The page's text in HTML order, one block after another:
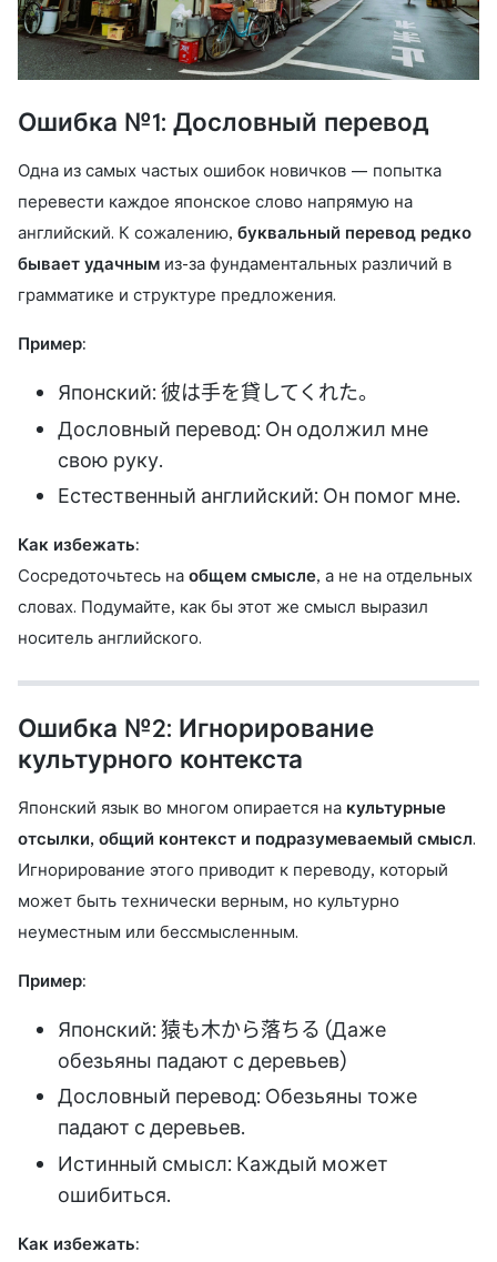
Ошибка №1: Дословный перевод
Одна из самых частых ошибок новичков — попытка
перевести каждое японское слово напрямую на
английский. К сожалению, буквальный перевод редко
бывает удачным из-за фундаментальных различий в
грамматике и структуре предложения.
Пример:
Японский: 彼は手を貸してくれた。
Дословный перевод: Он одолжил мне
свою руку.
Естественный английский: Он помог мне.
Как избежать:
Сосредоточьтесь на общем смысле, а не на отдельных
словах. Подумайте, как бы этот же смысл выразил
носитель английского.
Ошибка №2: Игнорирование
культурного контекста
Японский язык во многом опирается на культурные
отсылки, общий контекст и подразумеваемый смысл.
Игнорирование этого приводит к переводу, который
может быть технически верным, но культурно
неуместным или бессмысленным.
Пример:
Японский: 猿も木から落ちる (Даже
обезьяны падают с деревьев)
Дословный перевод: Обезьяны тоже
падают с деревьев.
Истинный смысл: Каждый может
ошибиться.
Как избежать: